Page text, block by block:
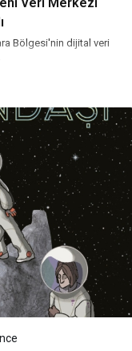
Bölgesi'nin dijital veri